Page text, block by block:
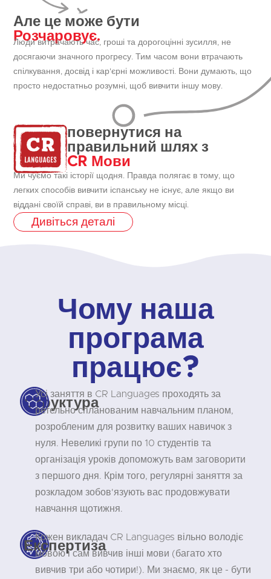
Але це може бути
Розчаровує.
Люди витрачають час, гроші та дорогоцінні зусилля, не
досягаючи значного прогресу. Тим часом вони втрачають
спілкування, досвід і кар'єрні можливості. Вони думають, що
просто недостатньо розумні, щоб вивчити іншу мову.
повернутися на
правильний шлях з
CR Мови
Ми чуємо такі історії щодня. Правда полягає в тому, що
легких способів вивчити іспанську не існує, але якщо ви
віддані своїй справі, ви в правильному місці.
Дивіться деталі
Чому наша
програма
працює?
Структура
Усі заняття в CR Languages проходять за
ретельно спланованим навчальним планом,
розробленим для розвитку ваших навичок з
нуля. Невеликі групи по 10 студентів та
організація уроків допоможуть вам заговорити
з першого дня. Крім того, регулярні заняття за
розкладом зобов'язують вас продовжувати
навчання щотижня.
Експертиза
Кожен викладач CR Languages вільно володіє
мовою і сам вивчив інші мови (багато хто
вивчив три або чотири!). Ми знаємо, як це - бути